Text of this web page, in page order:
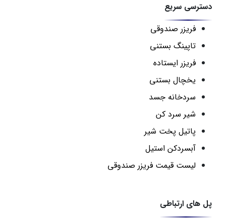
دسترسی سریع
فریزر صندوقی
تاپینگ بستنی
فریزر ایستاده
یخچال بستنی
سردخانه جسد
شیر سرد کن
پاتیل پخت شیر
آبسردکن استیل
لیست قیمت فریزر صندوقی
پل های ارتباطی